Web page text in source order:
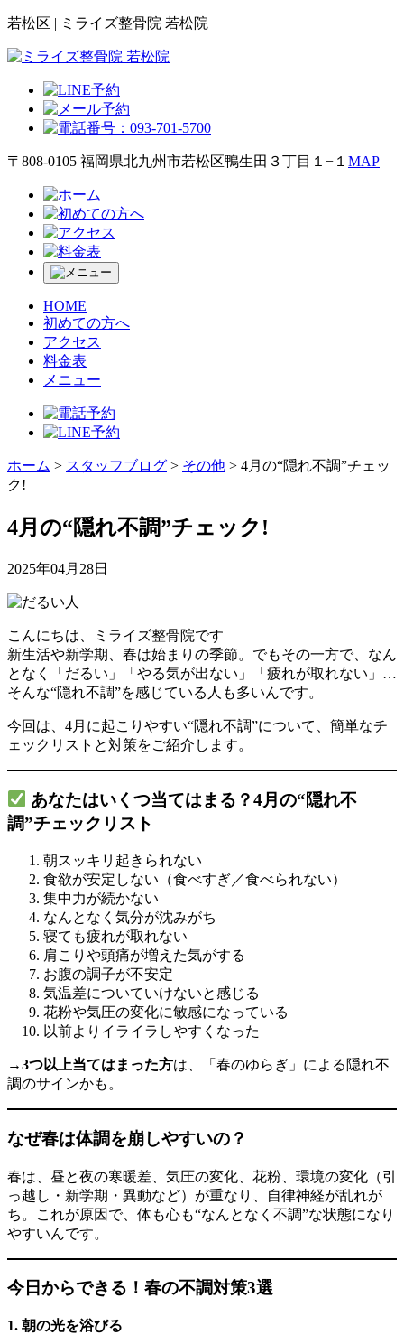
若松区 | ミライズ整骨院 若松院
〒808-0105 福岡県北九州市若松区鴨生田３丁目１−１ MAP
HOME
初めての方へ
アクセス
料金表
メニュー
ホーム > スタッフブログ > その他 > 4月の“隠れ不調”チェッ
ク!
4月の“隠れ不調”チェック!
2025年04月28日
こんにちは、ミライズ整骨院です
新生活や新学期、春は始まりの季節。でもその一方で、なん
となく「だるい」「やる気が出ない」「疲れが取れない」…
そんな“隠れ不調”を感じている人も多いんです。
今回は、4月に起こりやすい“隠れ不調”について、簡単なチ
ェックリストと対策をご紹介します。
あなたはいくつ当てはまる？4月の“隠れ不
調”チェックリスト
朝スッキリ起きられない
食欲が安定しない（食べすぎ／食べられない）
集中力が続かない
なんとなく気分が沈みがち
寝ても疲れが取れない
肩こりや頭痛が増えた気がする
お腹の調子が不安定
気温差についていけないと感じる
花粉や気圧の変化に敏感になっている
以前よりイライラしやすくなった
→3つ以上当てはまった方は、「春のゆらぎ」による隠れ不
調のサインかも。
なぜ春は体調を崩しやすいの？
春は、昼と夜の寒暖差、気圧の変化、花粉、環境の変化（引
っ越し・新学期・異動など）が重なり、自律神経が乱れが
ち。これが原因で、体も心も“なんとなく不調”な状態になり
やすいんです。
今日からできる！春の不調対策3選
1. 朝の光を浴びる